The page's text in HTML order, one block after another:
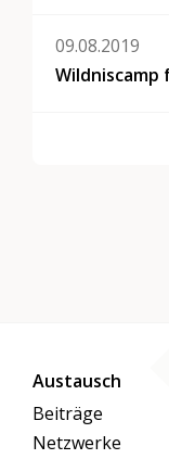
09.08.2019
Wildniscamp
Austausch
Beiträge
Netzwerke